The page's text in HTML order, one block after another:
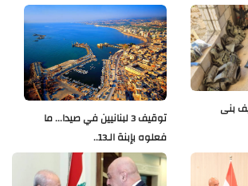
توقيف 3 لبنانيين في صيدا... ما
فعلوه بإبنة الـ13..
بنى